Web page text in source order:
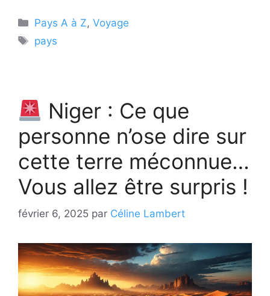
Catégories
Pays A à Z,Voyage
Étiquettes
pays
Niger : Ce que
personne n’ose dire sur
cette terre méconnue…
Vous allez être surpris !
février 6, 2025 par Céline Lambert